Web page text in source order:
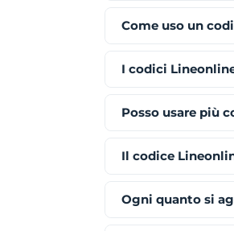
Come uso un
I codici
Posso usare più
Il codice
Ogni quanto si